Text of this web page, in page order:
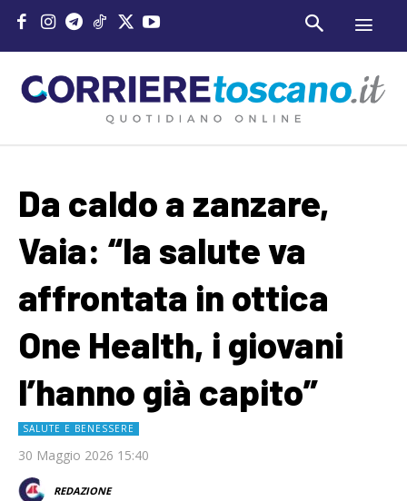
Da caldo a zanzare,
Vaia: “la salute va
affrontata in ottica
One Health, i giovani
l’hanno già capito”
SALUTE E BENESSERE
30 Maggio 2026 15:40
REDAZIONE